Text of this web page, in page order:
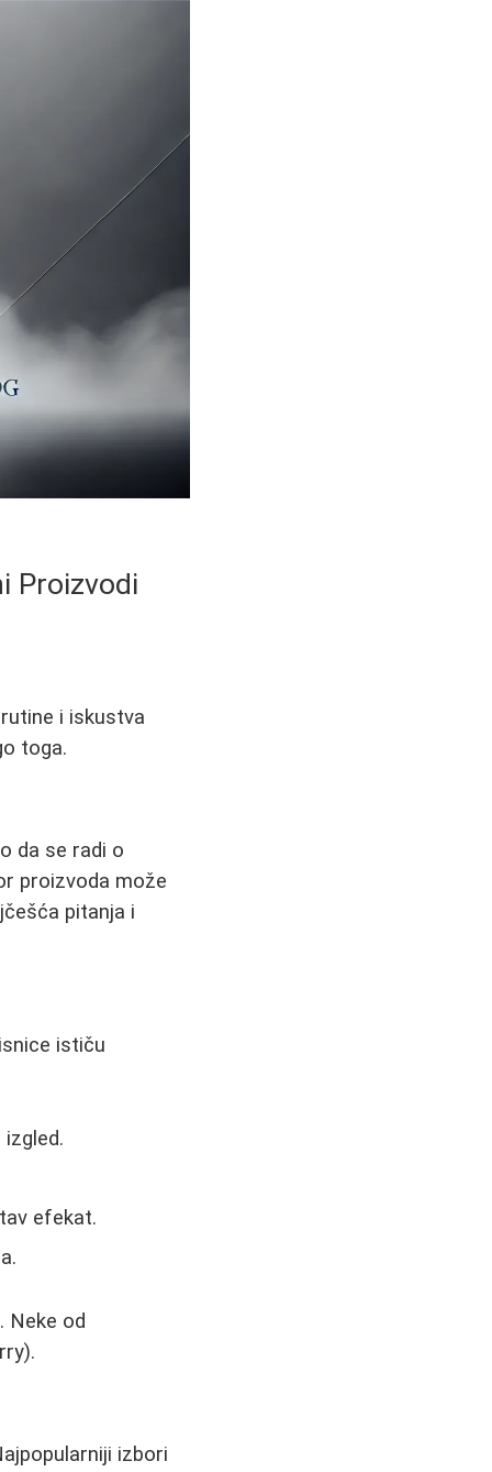
Proizvodi
i iskustva
toga.
da se radi o
proizvoda može
pitanja i
ističu
efekat.
Neke od
izbori